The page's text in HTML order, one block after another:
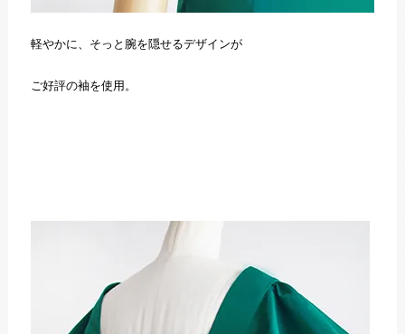
軽やかに、そっと腕を隠せるデザインが
ご好評の袖を使用。